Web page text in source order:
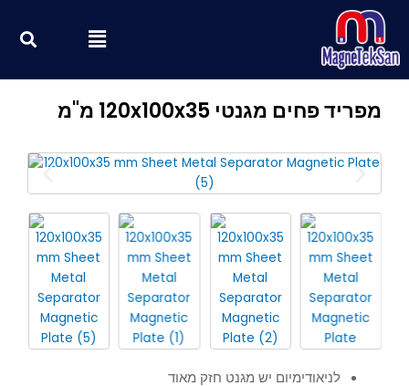
לתוכן
Menu
מפריד פחים מגנטי 120x100x35 מ"מ
לניאודימיום יש מגנט חזק מאוד